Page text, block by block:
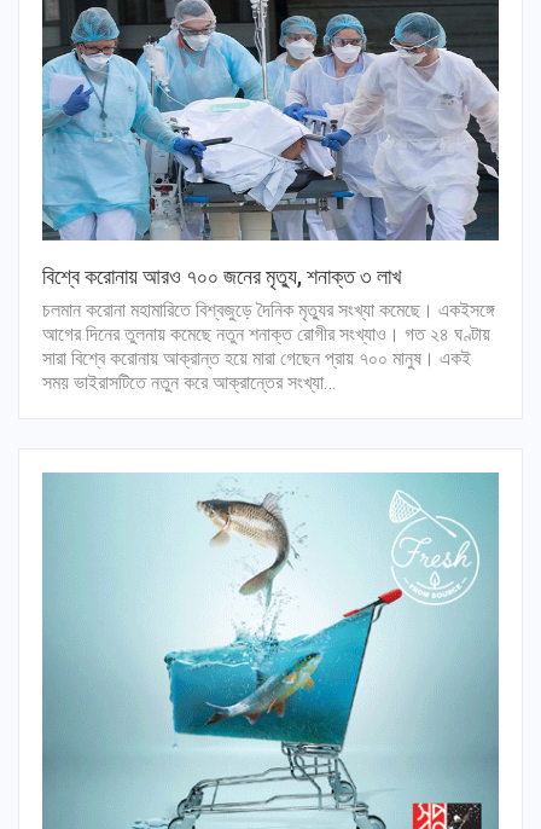
বিশ্বে করোনায় আরও ৭০০ জনের মৃত্যু, শনাক্ত ৩ লাখ
চলমান করোনা মহামারিতে বিশ্বজুড়ে দৈনিক মৃত্যুর সংখ্যা কমেছে। একইসঙ্গে
আগের দিনের তুলনায় কমেছে নতুন শনাক্ত রোগীর সংখ্যাও। গত ২৪ ঘণ্টায়
সারা বিশ্বে করোনায় আক্রান্ত হয়ে মারা গেছেন প্রায় ৭০০ মানুষ। একই
সময় ভাইরাসটিতে নতুন করে আক্রান্তের সংখ্যা…